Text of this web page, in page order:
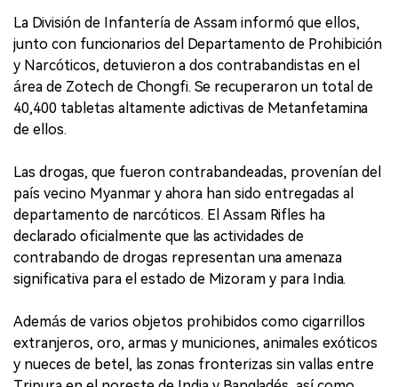
La División de Infantería de Assam informó que ellos,
junto con funcionarios del Departamento de Prohibición
y Narcóticos, detuvieron a dos contrabandistas en el
área de Zotech de Chongfi. Se recuperaron un total de
40,400 tabletas altamente adictivas de Metanfetamina
de ellos.
Las drogas, que fueron contrabandeadas, provenían del
país vecino Myanmar y ahora han sido entregadas al
departamento de narcóticos. El Assam Rifles ha
declarado oficialmente que las actividades de
contrabando de drogas representan una amenaza
significativa para el estado de Mizoram y para India.
Además de varios objetos prohibidos como cigarrillos
extranjeros, oro, armas y municiones, animales exóticos
y nueces de betel, las zonas fronterizas sin vallas entre